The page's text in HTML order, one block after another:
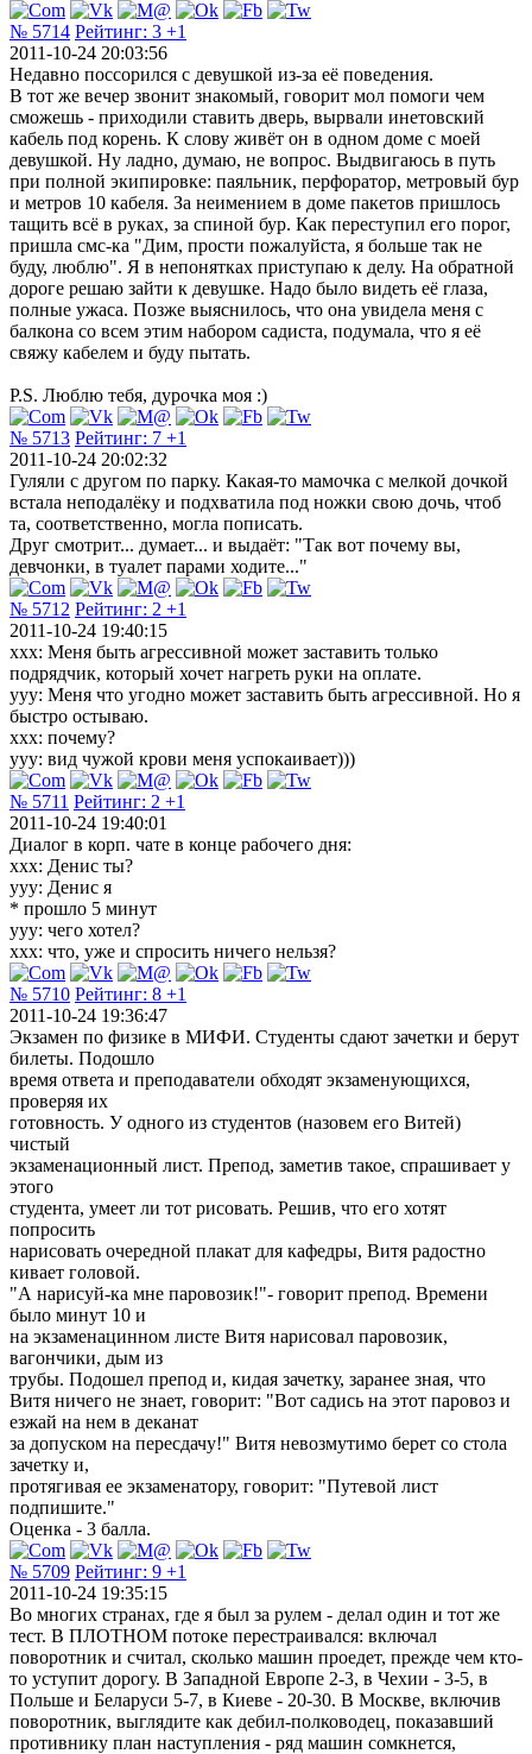
№ 5714 Рейтинг: 3 +1
2011-10-24 20:03:56
Недавно поссорился с девушкой из-за её поведения.
В тот же вечер звонит знакомый, говорит мол помоги чем
сможешь - приходили ставить дверь, вырвали инетовский
кабель под корень. К слову живёт он в одном доме с моей
девушкой. Ну ладно, думаю, не вопрос. Выдвигаюсь в путь
при полной экипировке: паяльник, перфоратор, метровый бур
и метров 10 кабеля. За неимением в доме пакетов пришлось
тащить всё в руках, за спиной бур. Как переступил его порог,
пришла смс-ка "Дим, прости пожалуйста, я больше так не
буду, люблю". Я в непонятках приступаю к делу. На обратной
дороге решаю зайти к девушке. Надо было видеть её глаза,
полные ужаса. Позже выяснилось, что она увидела меня с
балкона со всем этим набором садиста, подумала, что я её
свяжу кабелем и буду пытать.
P.S. Люблю тебя, дурочка моя :)
№ 5713 Рейтинг: 7 +1
2011-10-24 20:02:32
Гуляли с другом по парку. Какая-то мамочка с мелкой дочкой
встала неподалёку и подхватила под ножки свою дочь, чтоб
та, соответственно, могла пописать.
Друг смотрит... думает... и выдаёт: "Так вот почему вы,
девчонки, в туалет парами ходите..."
№ 5712 Рейтинг: 2 +1
2011-10-24 19:40:15
xxx: Меня быть агрессивной может заставить только
подрядчик, который хочет нагреть руки на оплате.
yyy: Меня что угодно может заставить быть агрессивной. Но я
быстро остываю.
xxx: почему?
yyy: вид чужой крови меня успокаивает)))
№ 5711 Рейтинг: 2 +1
2011-10-24 19:40:01
Диалог в корп. чате в конце рабочего дня:
ххх: Денис ты?
ууу: Денис я
* прошло 5 минут
ууу: чего хотел?
ххх: что, уже и спросить ничего нельзя?
№ 5710 Рейтинг: 8 +1
2011-10-24 19:36:47
Экзамен по физике в МИФИ. Студенты сдают зачетки и берут
билеты. Подошло
время ответа и преподаватели обходят экзаменующихся,
проверяя их
готовность. У одного из студентов (назовем его Витей)
чистый
экзаменационный лист. Препод, заметив такое, спрашивает у
этого
студента, умеет ли тот рисовать. Решив, что его хотят
попросить
нарисовать очередной плакат для кафедры, Витя радостно
кивает головой.
"А нарисуй-ка мне паровозик!"- говорит препод. Времени
было минут 10 и
на экзаменацинном листе Витя нарисовал паровозик,
вагончики, дым из
трубы. Подошел препод и, кидая зачетку, заранее зная, что
Витя ничего не знает, говорит: "Вот садись на этот паровоз и
езжай на нем в деканат
за допуском на пересдачу!" Витя невозмутимо берет со стола
зачетку и,
протягивая ее экзаменатору, говорит: "Путевой лист
подпишите."
Оценка - 3 балла.
№ 5709 Рейтинг: 9 +1
2011-10-24 19:35:15
Во многих странах, где я был за рулем - делал один и тот же
тест. В ПЛОТНОМ потоке перестраивался: включал
поворотник и считал, сколько машин проедет, прежде чем кто-
то уступит дорогу. В Западной Европе 2-3, в Чехии - 3-5, в
Польше и Беларуси 5-7, в Киеве - 20-30. В Москве, включив
поворотник, выглядите как дебил-полководец, показавший
противнику план наступления - ряд машин сомкнется,